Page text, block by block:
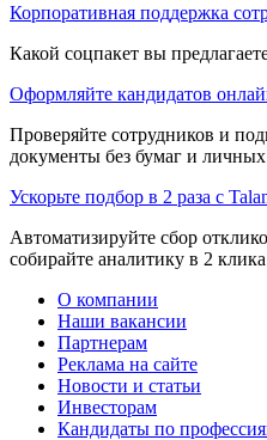
Корпоративная поддержка
Какой соцпакет вы
Оформляйте кандидатов
Проверяйте сотрудников и
документы без бумаг и личных
Ускорьте подбор в 2 раза с
Автоматизируйте сбор
собирайте аналитику в 2 клика
О компании
Наши вакансии
Партнерам
Реклама на сайте
Новости и статьи
Инвесторам
Кандидаты по